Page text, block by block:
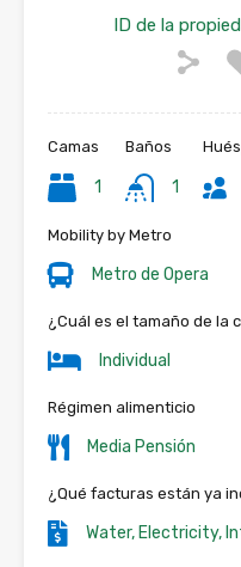
ID de la
Camas
1
Baños
1
Mobility by Metro
Metro de Opera
¿Cuál es el tamaño de la
Individual
Régimen alimenticio
Media Pensión
¿Qué facturas están ya
Water, Electricity,